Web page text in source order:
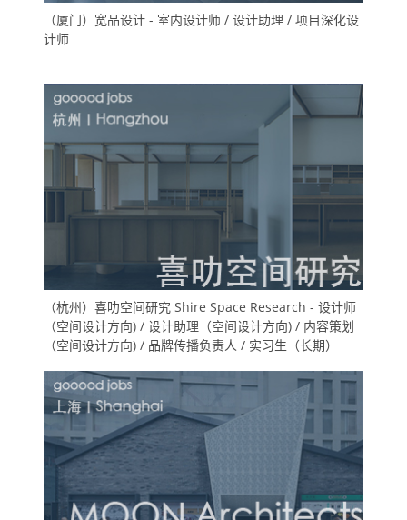
（厦门）宽品设计 - 室内设计师 / 设计助理 / 项目深化设
计师
（杭州）喜叻空间研究 Shire Space Research - 设计师
（空间设计方向) / 设计助理（空间设计方向) / 内容策划
（空间设计方向) / 品牌传播负责人 / 实习生（长期）